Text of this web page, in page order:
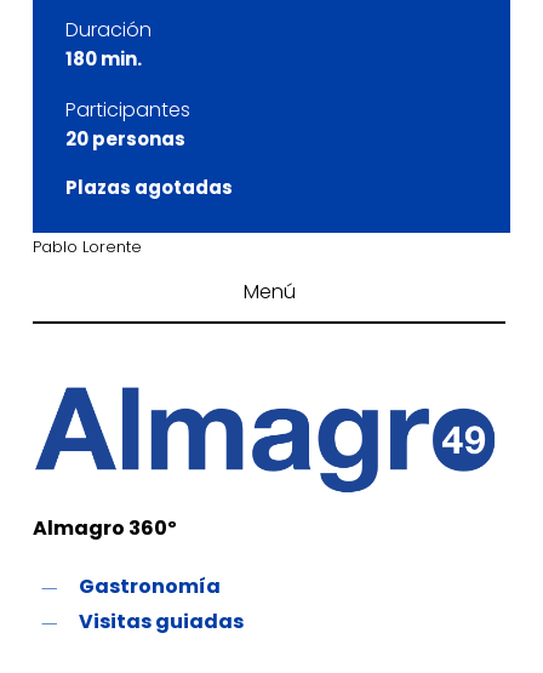
Duración
180 min.
Participantes
20 personas
Plazas agotadas
Pablo Lorente
Menú
Almagro 360º
Gastronomía
Visitas guiadas